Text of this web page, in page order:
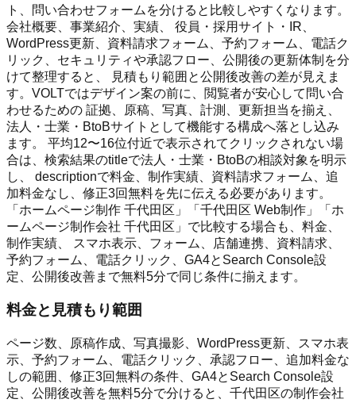
ト、問い合わせフォームを分けると比較しやすくなります。
会社概要、事業紹介、実績、 役員・採用サイト・IR、
WordPress更新、資料請求フォーム、予約フォーム、電話ク
リック、セキュリティや承認フロー、公開後の更新体制を分
けて整理すると、 見積もり範囲と公開後改善の差が見えま
す。VOLTではデザイン案の前に、閲覧者が安心して問い合
わせるための 証拠、原稿、写真、計測、更新担当を揃え、
法人・士業・BtoBサイトとして機能する構成へ落とし込み
ます。 平均12〜16位付近で表示されてクリックされない場
合は、検索結果のtitleで法人・士業・BtoBの相談対象を明示
し、 descriptionで料金、制作実績、資料請求フォーム、追
加料金なし、修正3回無料を先に伝える必要があります。
「ホームページ制作 千代田区」「千代田区 Web制作」「ホ
ームページ制作会社 千代田区」で比較する場合も、料金、
制作実績、 スマホ表示、フォーム、店舗連携、資料請求、
予約フォーム、電話クリック、GA4とSearch Console設
定、公開後改善まで無料5分で同じ条件に揃えます。
料金と見積もり範囲
ページ数、原稿作成、写真撮影、WordPress更新、スマホ表
示、予約フォーム、電話クリック、承認フロー、追加料金な
しの範囲、修正3回無料の条件、GA4とSearch Console設
定、公開後改善を無料5分で分けると、千代田区の制作会社